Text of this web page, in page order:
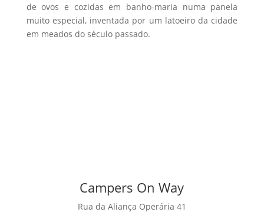
de ovos e cozidas em banho-maria numa panela
muito especial, inventada por um latoeiro da cidade
em meados do século passado.
Campers On Way
Rua da Aliança Operária 41